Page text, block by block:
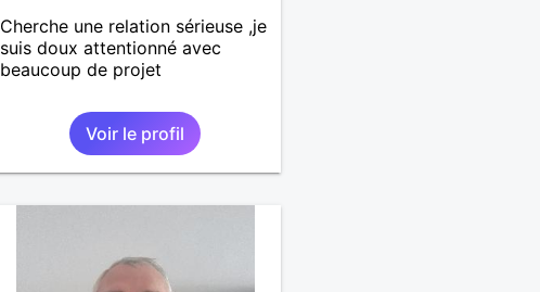
Cherche une relation sérieuse ,je
suis doux attentionné avec
beaucoup de projet
Voir le profil